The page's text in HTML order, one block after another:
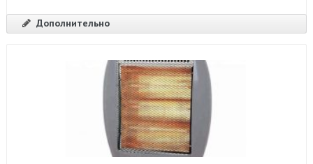
Дополнительно